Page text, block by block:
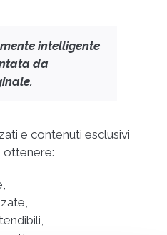
intelligente
da
e contenuti esclusivi
ottenere: